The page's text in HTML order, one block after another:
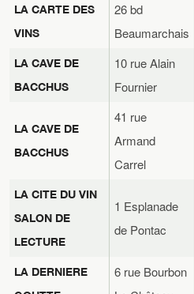
LA CARTE DES
VINS
26 bd
Beaumarchais
LA CAVE DE
BACCHUS
10 rue Alain
Fournier
LA CAVE DE
BACCHUS
41 rue
Armand
Carrel
LA CITE DU VIN
SALON DE
LECTURE
1 Esplanade
de Pontac
LA DERNIERE
6 rue Bourbon